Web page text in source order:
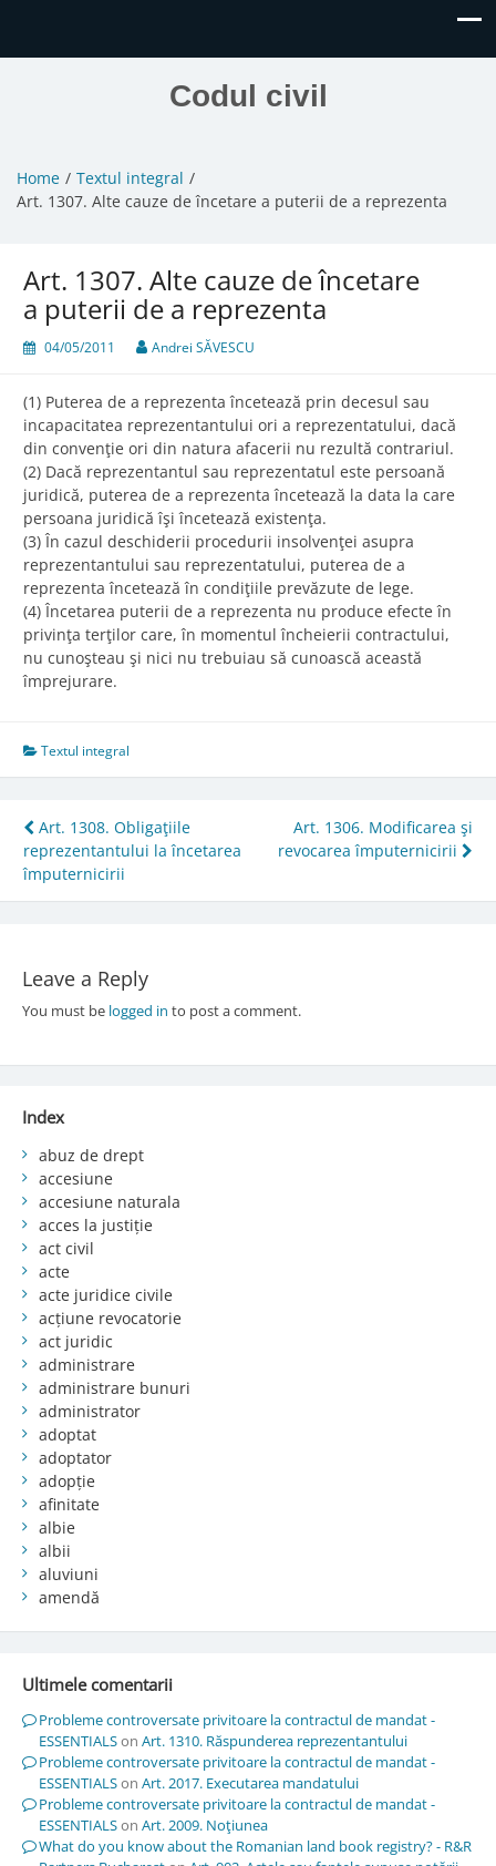
Codul civil
Home
Textul integral
Art. 1307. Alte cauze de încetare a puterii de a reprezenta
Art. 1307. Alte cauze de încetare
a puterii de a reprezenta
04/05/2011 Andrei SĂVESCU
(1) Puterea de a reprezenta încetează prin decesul sau
incapacitatea reprezentantului ori a reprezentatului, dacă
din convenţie ori din natura afacerii nu rezultă contrariul.
(2) Dacă reprezentantul sau reprezentatul este persoană
juridică, puterea de a reprezenta încetează la data la care
persoana juridică îşi încetează existenţa.
(3) În cazul deschiderii procedurii insolvenţei asupra
reprezentantului sau reprezentatului, puterea de a
reprezenta încetează în condiţiile prevăzute de lege.
(4) Încetarea puterii de a reprezenta nu produce efecte în
privinţa terţilor care, în momentul încheierii contractului,
nu cunoşteau şi nici nu trebuiau să cunoască această
împrejurare.
Textul integral
Post
navigation
Art. 1308. Obligaţiile
reprezentantului la încetarea
împuternicirii
Art. 1306. Modificarea şi
revocarea împuternicirii
Leave a Reply
You must be logged in to post a comment.
Index
abuz de drept
accesiune
accesiune naturala
acces la justiție
act civil
acte
acte juridice civile
acțiune revocatorie
act juridic
administrare
administrare bunuri
administrator
adoptat
adoptator
adopție
afinitate
albie
albii
aluviuni
amendă
Ultimele comentarii
Probleme controversate privitoare la contractul de mandat -
ESSENTIALSon Art. 1310. Răspunderea reprezentantului
Probleme controversate privitoare la contractul de mandat -
ESSENTIALSon Art. 2017. Executarea mandatului
Probleme controversate privitoare la contractul de mandat -
ESSENTIALSon Art. 2009. Noţiunea
What do you know about the Romanian land book registry? - R&R